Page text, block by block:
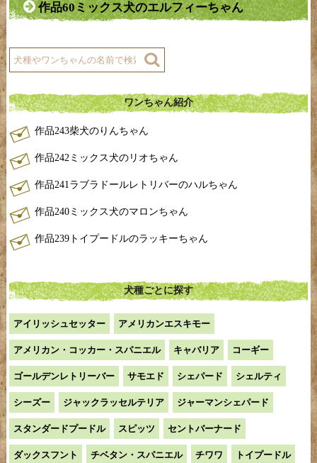
作品60ミックス犬のエルフィーちゃん
ワンちゃん紹介
作品243柴犬のりんちゃん
作品242ミックス犬のリオちゃん
作品241ラブラドールレトリバーのハルちゃん
作品240ミックス犬のマロンちゃん
作品239トイプードルのラッキーちゃん
犬種ごとに探す
アイリッシュセッター アメリカンエスキモー
アメリカン・コッカー・スパニエル キャバリア コーギー
ゴールデンレトリーバー サモエド シェパード シェルティ
シーズー ジャックラッセルテリア ジャーマンシェパード
スタンダードプードル スピッツ セントバーナード
ダックスフント チベタン・スパニエル チワワ トイプードル